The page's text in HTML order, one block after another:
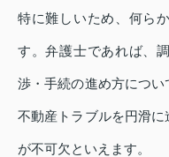
特に難しいため、何ら
す。弁護士であれば、
渉・手続の進め方につ
不動産トラブルを円滑
が不可欠といえます。